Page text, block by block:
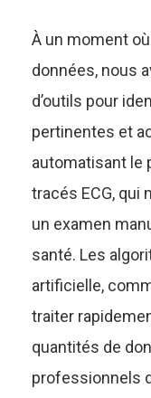
À un moment
données, nous
d’outils pour
pertinentes et
automatisant le
tracés ECG,
un examen
santé. Les
artificielle,
traiter
quantités de
professionnels